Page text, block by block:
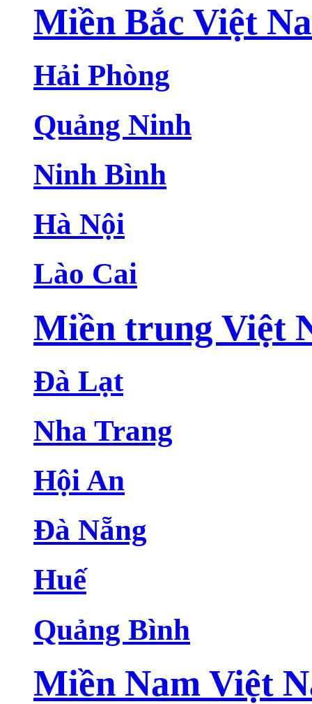
Miền Bắc Việt
Hải Phòng
Quảng Ninh
Ninh Bình
Hà Nội
Lào Cai
Miền trung Việt
Đà Lạt
Nha Trang
Hội An
Đà Nẵng
Huế
Quảng Bình
Miền Nam Việt